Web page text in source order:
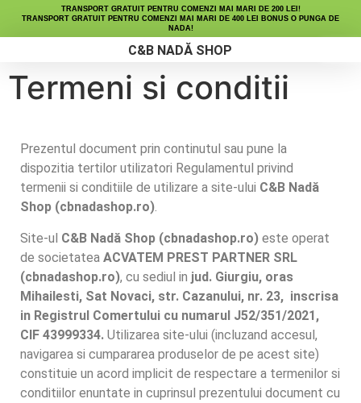
TRANSPORT GRATUIT PENTRU COMENZI MAI MARI DE 200 LEI!
TRANSPORT GRATUIT PENTRU COMENZI MAI MARI DE 400 LEI BONUS O PUNGA DE
NADA!
C&B NADĂ SHOP
Termeni si conditii
Prezentul document prin continutul sau pune la
dispozitia tertilor utilizatori Regulamentul privind
termenii si conditiile de utilizare a site-ului C&B Nadă
Shop (cbnadashop.ro).
Site-ul C&B Nadă Shop (cbnadashop.ro) este operat
de societatea ACVATEM PREST PARTNER SRL
(cbnadashop.ro), cu sediul in jud. Giurgiu, oras
Mihailesti, Sat Novaci, str. Cazanului, nr. 23, inscrisa
in Registrul Comertului cu numarul J52/351/2021,
CIF 43999334. Utilizarea site-ului (incluzand accesul,
navigarea si cumpararea produselor de pe acest site)
constituie un acord implicit de respectare a termenilor si
conditiilor enuntate in cuprinsul prezentului document cu